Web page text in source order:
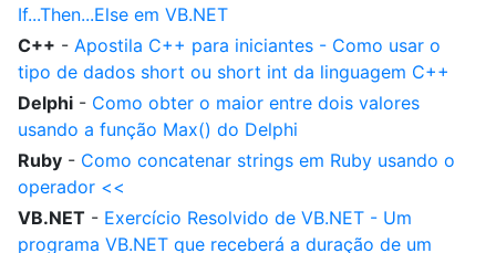
If...Then...Else em VB.NET
C++ - Apostila C++ para iniciantes - Como usar o
tipo de dados short ou short int da linguagem C++
Delphi - Como obter o maior entre dois valores
usando a função Max() do Delphi
Ruby - Como concatenar strings em Ruby usando o
operador <<
VB.NET - Exercício Resolvido de VB.NET - Um
programa VB.NET que receberá a duração de um